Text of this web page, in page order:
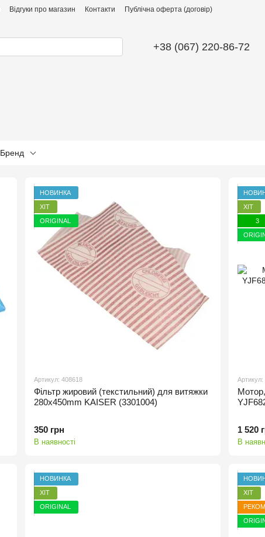
Відгуки про магазин Контакти Публічна оферта (договір)
+38 (067) 220-86-72
Бренд
НОВИНКА
ХІТ
ORIGINAL
Артикул: 408618
Фільтр жировий (текстильний) для витяжки
280x450mm KAISER (3301004)
350 грн
В наявності
ХІТ
3
Артикул:
1 520
В
НОВИНКА
ХІТ
ORIGINAL
ХІТ